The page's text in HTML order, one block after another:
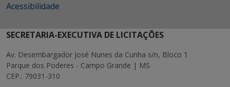
Acessibilidade
SECRETARIA-EXECUTIVA DE LICITAÇÕES
Av. Desembargador José Nunes da Cunha s/n, Bloco 1
Parque dos Poderes - Campo Grande | MS
CEP.: 79031-310